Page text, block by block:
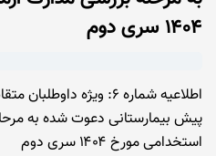
۱۴۰۴ سری دوم
اطلاعیه شماره 6: ویژه
پیش بیمارستانی دعوت شده به
استخدامی مورخ ۱۴۰۴ سری دوم